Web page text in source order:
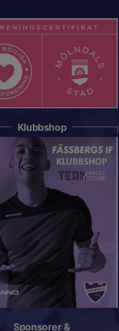
Klubbshop
Sponsorer &